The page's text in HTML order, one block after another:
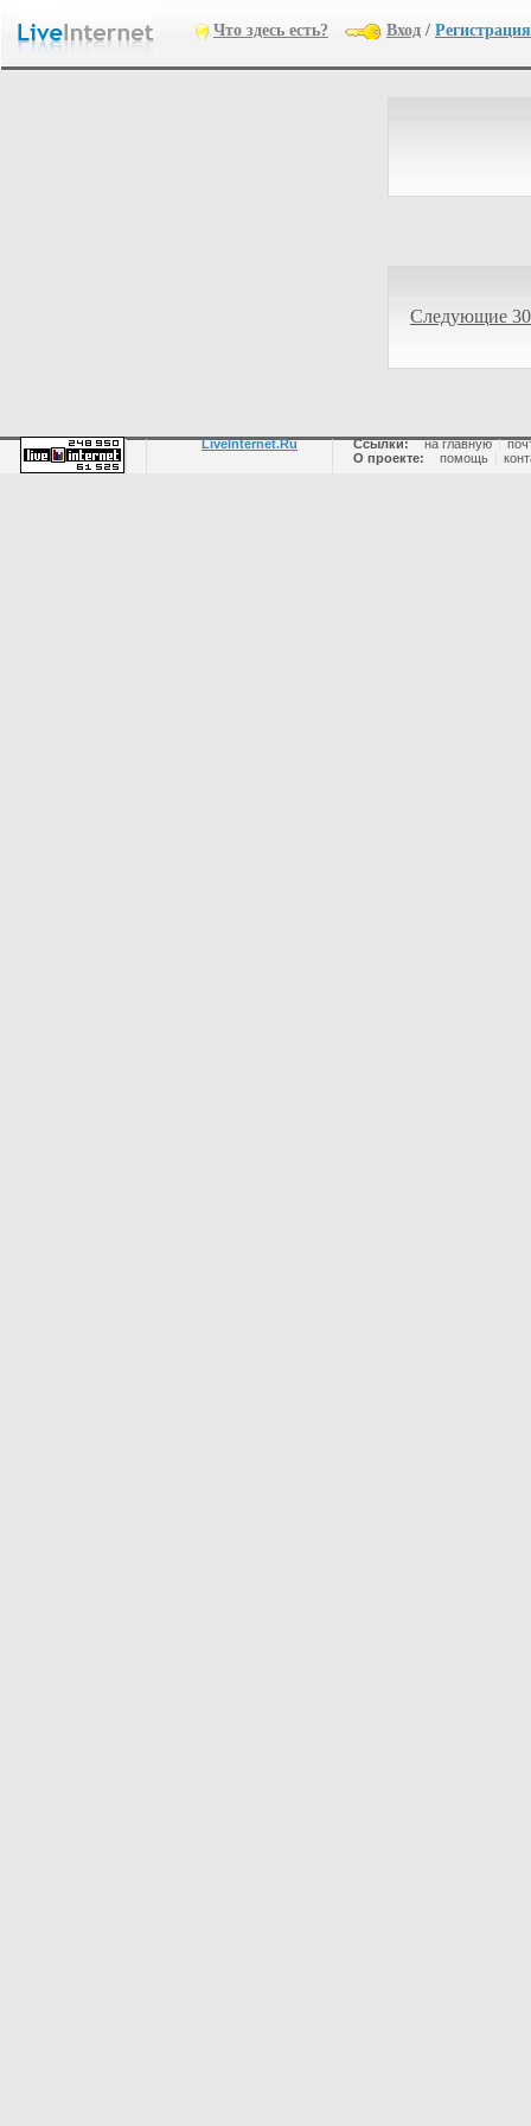
Что здесь есть? Вход / Регистрация
Следующие
LiveInternet.Ru Ссылки: на главную |
О проекте:
помощь